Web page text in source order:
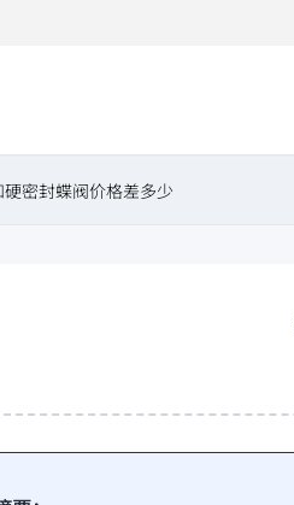
密封蝶阀价格差多少